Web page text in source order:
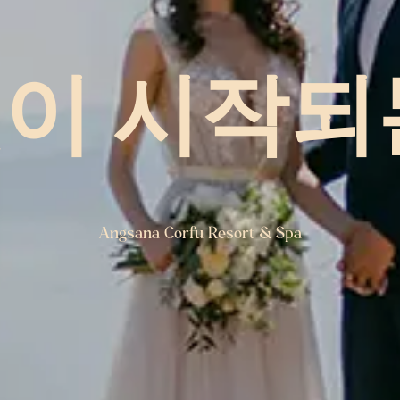
시작되
Angsana Corfu Resort & Spa